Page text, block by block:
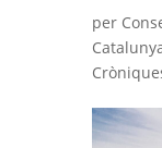
per